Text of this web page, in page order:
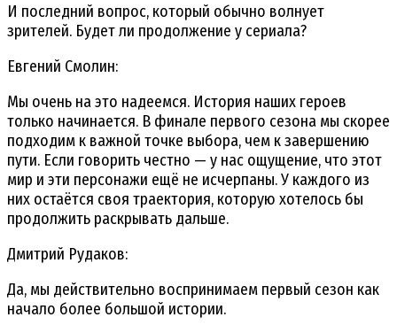
И последний вопрос, который обычно волнует
зрителей. Будет ли продолжение у сериала?
Евгений Смолин:
Мы очень на это надеемся. История наших героев
только начинается. В финале первого сезона мы скорее
подходим к важной точке выбора, чем к завершению
пути. Если говорить честно — у нас ощущение, что этот
мир и эти персонажи ещё не исчерпаны. У каждого из
них остаётся своя траектория, которую хотелось бы
продолжить раскрывать дальше.
Дмитрий Рудаков:
Да, мы действительно воспринимаем первый сезон как
начало более большой истории.